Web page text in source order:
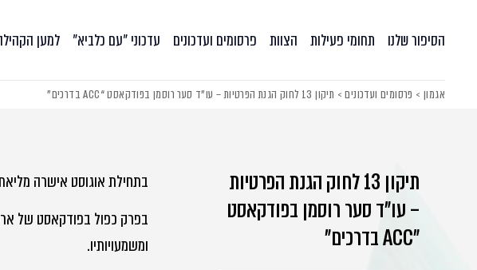
הסיפור שלנו תחומי פעילות הצוות פרסומים ועדכונים עדכוני ״עם כלביא״ למען
אגמון > פרסומים ועדכונים> תיקון 13 לחוק הגנת הפרטיות – עו”ד סער רוסמן בפודקאסט “ACC בדרכים”
תיקון 13 לחוק הגנת הפרטיות
– עו"ד סער רוסמן בפודקאסט
"ACC בדרכים"
בתחילת אוגוסט אישרה
ומשמעויותיו.